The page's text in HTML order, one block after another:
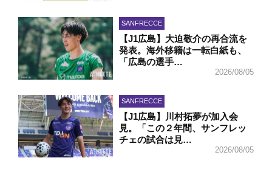
SANFRECCE
【J1広島】大迫敬介の再合流を
発表。海外移籍は一転白紙も、
「広島の選手…
2026/08/05
SANFRECCE
【J1広島】川村拓夢が加入会
見。「この２年間、サンフレッ
チェの試合は見…
2026/08/05